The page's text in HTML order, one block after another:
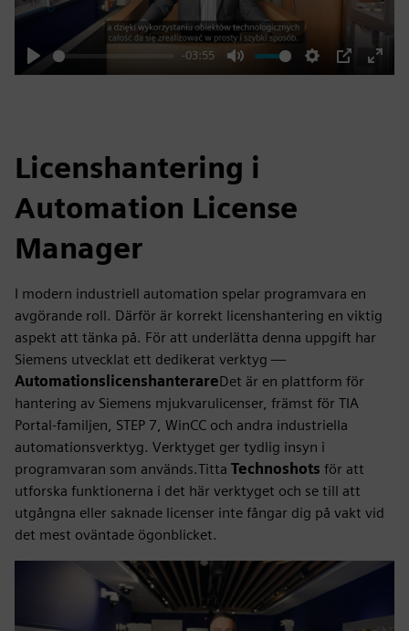
Play
-03:55
Mute Settings
PIP
Enter
Licenshantering i
Automation License
Manager
I modern industriell automation spelar programvara en
avgörande roll. Därför är korrekt licenshantering en viktig
aspekt att tänka på. För att underlätta denna uppgift har
Siemens utvecklat ett dedikerat verktyg —
AutomationslicenshanterareDet är en plattform för
hantering av Siemens mjukvarulicenser, främst för TIA
Portal-familjen, STEP 7, WinCC och andra industriella
automationsverktyg. Verktyget ger tydlig insyn i
programvaran som används.Titta Technoshots för att
utforska funktionerna i det här verktyget och se till att
utgångna eller saknade licenser inte fångar dig på vakt vid
det mest oväntade ögonblicket.